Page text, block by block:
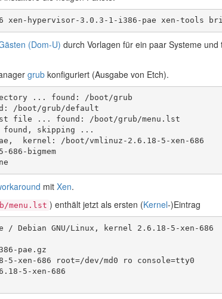
xen-hypervisor-3.0.3-1-i386-pae xen-tools
(Dom-U) durch Vorlagen für ein paar Systeme
grub konfiguriert (Ausgabe von Etch).
... found: /boot/grub
/boot/grub/default
file ... found: /boot/grub/menu.lst
found, skipping ...
kernel: /boot/vmlinuz-2.6.18-5-xen-686
bigmem
mit Xen.
menu.lst ) enthält jetzt als ersten (Kernel-)Eintrag
GNU/Linux, kernel 2.6.18-5-xen-686
pae.gz
xen-686 root=/dev/md0 ro console=tty0
5-xen-686